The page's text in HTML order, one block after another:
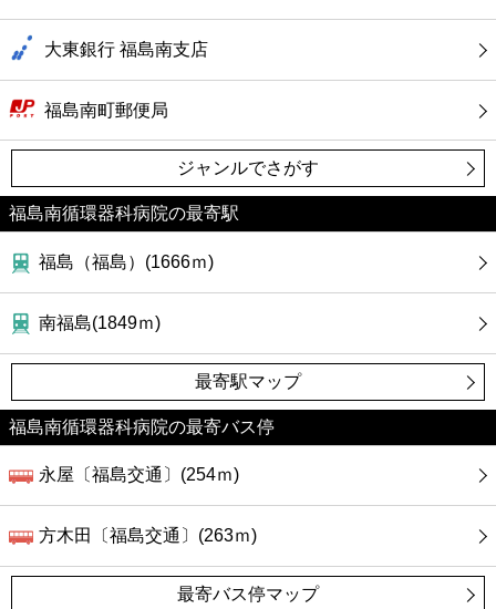
大東銀行 福島南支店
福島南町郵便局
ジャンルでさがす
福島南循環器科病院の最寄駅
福島（福島）(1666ｍ)
南福島(1849ｍ)
最寄駅マップ
福島南循環器科病院の最寄バス停
永屋〔福島交通〕(254ｍ)
方木田〔福島交通〕(263ｍ)
最寄バス停マップ